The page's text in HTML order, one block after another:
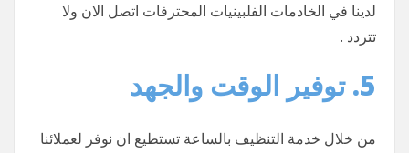
لدينا في الخادمات الفلبينيات المحترفات اتصل الان ولا
تتردد .
5. توفير الوقت والجهد
من خلال خدمة التنظيف بالساعة تستطيع ان نوفر لعملائنا